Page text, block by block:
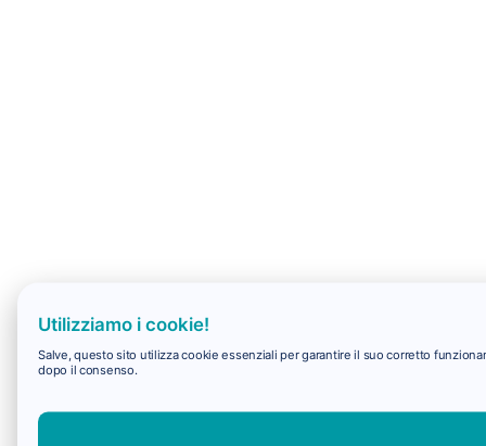
Utilizziamo i cookie!
Salve, questo sito utilizza cookie essenziali per garantire il suo corretto
dopo il consenso.